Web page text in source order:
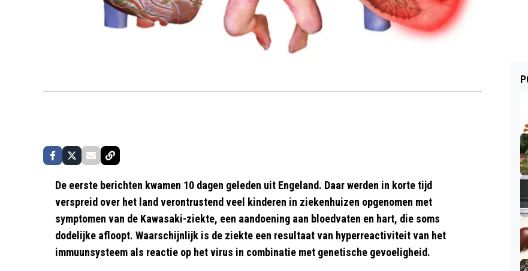
De eerste berichten kwamen 10 dagen geleden uit Engeland. Daar werden in korte tijd
verspreid over het land verontrustend veel kinderen in ziekenhuizen opgenomen met
symptomen van de Kawasaki-ziekte, een aandoening aan bloedvaten en hart, die soms
dodelijke afloopt. Waarschijnlijk is de ziekte een resultaat van hyperreactiviteit van het
immuunsysteem als reactie op het virus in combinatie met genetische gevoeligheid.